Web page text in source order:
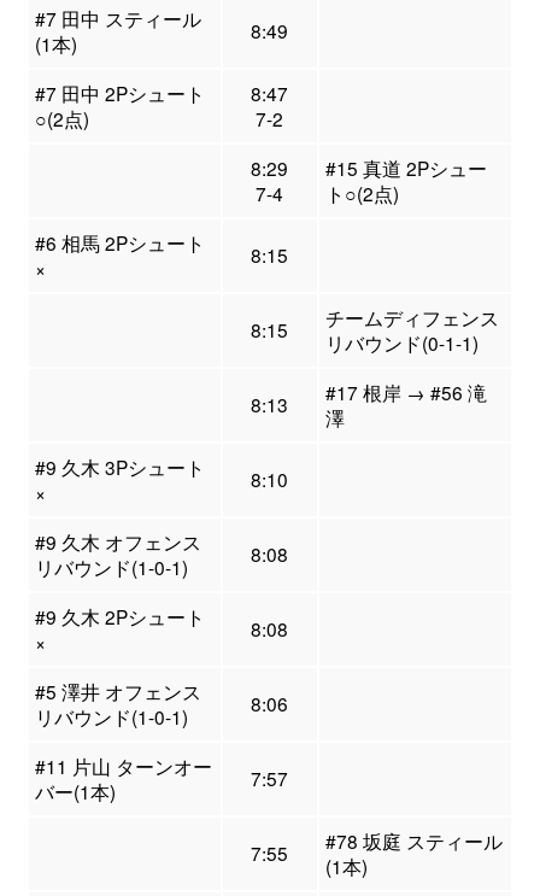
#7 田中 スティール
(1本)
8:49
#7 田中 2Pシュート
○(2点)
8:47
7-2
8:29
7-4
#15 真道 2Pシュー
ト○(2点)
#6 相馬 2Pシュート
×
8:15
8:15
チームディフェンス
リバウンド(0-1-1)
8:13
#17 根岸 → #56 滝
澤
#9 久木 3Pシュート
×
8:10
#9 久木 オフェンス
リバウンド(1-0-1)
8:08
#9 久木 2Pシュート
×
8:08
#5 澤井 オフェンス
リバウンド(1-0-1)
8:06
#11 片山 ターンオー
バー(1本)
7:57
7:55
#78 坂庭 スティール
(1本)